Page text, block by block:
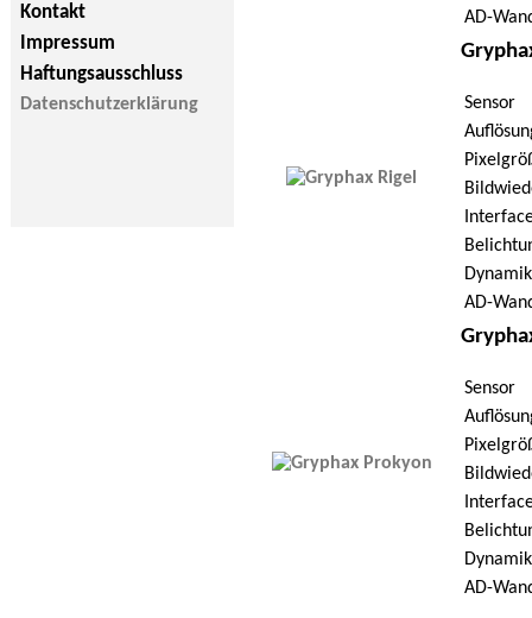
Kontakt
Impressum
Haftungsausschluss
Datenschutzerklärung
AD-
Sensor
AD-
Sensor
AD-